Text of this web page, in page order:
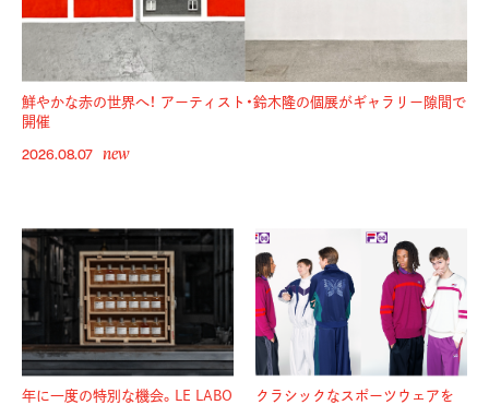
鮮やかな赤の世界へ！ アーティスト・鈴木隆の個展がギャラリー隙間で
開催
2026.08.07 new
年に一度の特別な機会。LE LABO
クラシックなスポーツウェアを